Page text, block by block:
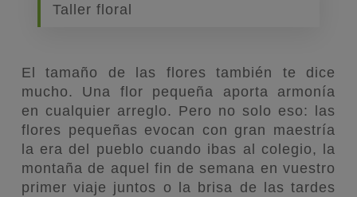
Taller floral
El tamaño de las flores también te dice
mucho. Una flor pequeña aporta armonía
en cualquier arreglo. Pero no solo eso: las
flores pequeñas evocan con gran maestría
la era del pueblo cuando ibas al colegio, la
montaña de aquel fin de semana en vuestro
primer viaje juntos o la brisa de las tardes